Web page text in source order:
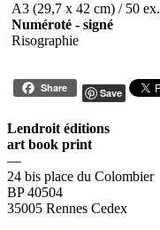
A3 (29,7 x 42 cm) / 50 ex.
Numéroté - signé
Risographie
Share Save
Lendroit éditions
art book print
—
24 bis place du Colombier
BP 40504
35005 Rennes Cedex